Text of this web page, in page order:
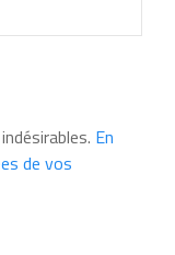
En
de vos